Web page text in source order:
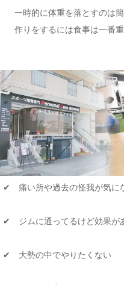
一時的に体重を落とすのは
作りをするには食事は一番重
✔ 痛い所や過去の怪我が気に
✔ ジムに通ってるけど効果が
✔ 大勢の中でやりたくない